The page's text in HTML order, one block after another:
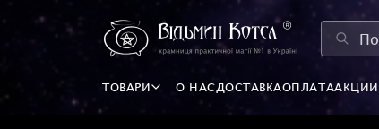
ТОВАРИ О НАСДОСТАВКАОПЛАТААКЦИИ